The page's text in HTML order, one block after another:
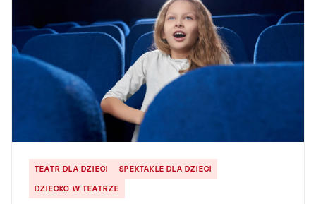
TEATR DLA DZIECI
SPEKTAKLE DLA DZIECI
DZIECKO W TEATRZE